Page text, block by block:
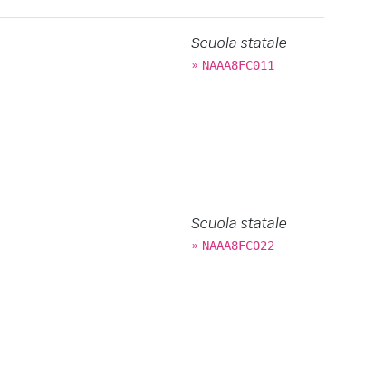
Scuola statale
» NAAA8FC011
Scuola statale
» NAAA8FC022